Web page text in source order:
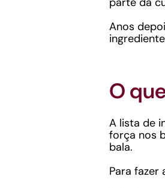
Anos
O
A lista de
força nos
bala.
Para fazer